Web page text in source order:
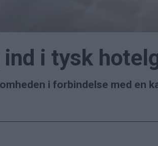
i tysk
i forbindelse med en